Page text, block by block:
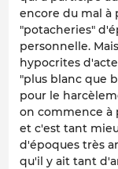
encore du mal à
"potacheries"
personnelle.
hypocrites
"plus blanc que
pour le
on commence à
et c'est tant
d'époques très
qu'il y ait tant